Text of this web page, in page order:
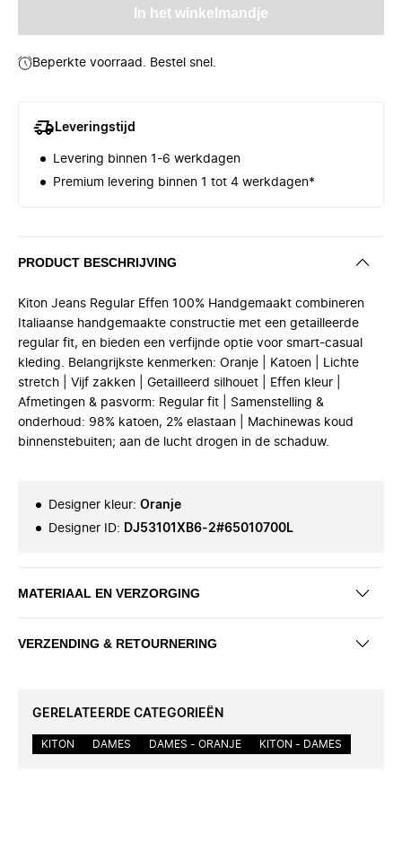
In het winkelmandje
Beperkte voorraad. Bestel snel.
Leveringstijd
Levering binnen 1-6 werkdagen
Premium levering binnen 1 tot 4 werkdagen*
PRODUCT BESCHRIJVING
Kiton Jeans Regular Effen 100% Handgemaakt combineren
Italiaanse handgemaakte constructie met een getailleerde
regular fit, en bieden een verfijnde optie voor smart-casual
kleding. Belangrijkste kenmerken: Oranje | Katoen | Lichte
stretch | Vijf zakken | Getailleerd silhouet | Effen kleur |
Afmetingen & pasvorm: Regular fit | Samenstelling &
onderhoud: 98% katoen, 2% elastaan | Machinewas koud
binnenstebuiten; aan de lucht drogen in de schaduw.
Designer kleur: Oranje
Designer ID: DJ53101XB6-2#65010700L
MATERIAAL EN VERZORGING
VERZENDING & RETOURNERING
GERELATEERDE CATEGORIEËN
KITON DAMES DAMES - ORANJE KITON - DAMES